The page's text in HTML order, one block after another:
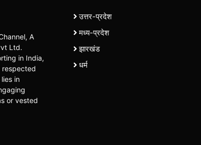
A
Ltd.
in India,
respected
in
or vested
उत्तर-प्रदेश
मध्य-प्रदेश
झारखंड
धर्म